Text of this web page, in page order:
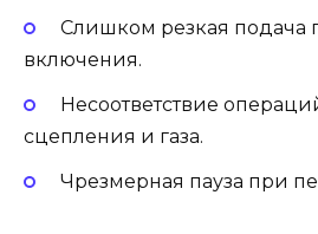
Слишком резкая подача
включения.
Несоответствие
сцепления и газа.
Чрезмерная пауза при